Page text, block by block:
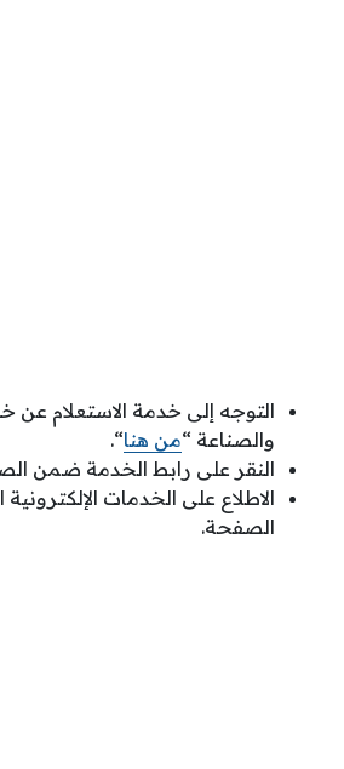
التوجه إلى خدمة الاستعلام عن
والصناعة “من هنا“.
النقر على رابط الخدمة ضمن
الاطلاع على الخدمات
الصفحة.